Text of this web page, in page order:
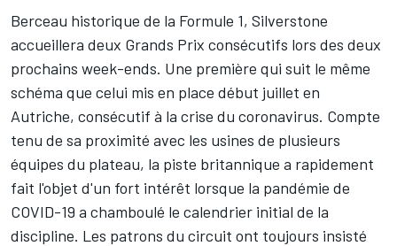
Berceau historique de la Formule 1, Silverstone
accueillera deux Grands Prix consécutifs lors des deux
prochains week-ends. Une première qui suit le même
schéma que celui mis en place début juillet en
Autriche, consécutif à la crise du coronavirus. Compte
tenu de sa proximité avec les usines de plusieurs
équipes du plateau, la piste britannique a rapidement
fait l'objet d'un fort intérêt lorsque la pandémie de
COVID-19 a chamboulé le calendrier initial de la
discipline. Les patrons du circuit ont toujours insisté